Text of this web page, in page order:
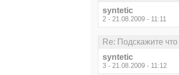
syntetic
2 - 21.08.2009 - 11:11
Re: Подскажите
syntetic
3 - 21.08.2009 - 11:12